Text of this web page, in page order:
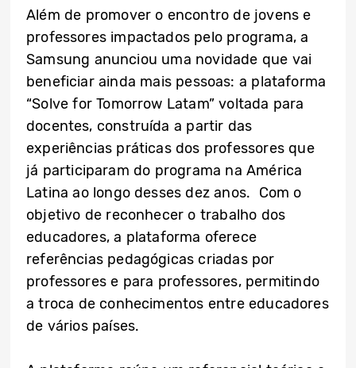
Além de promover o encontro de jovens e
professores impactados pelo programa, a
Samsung anunciou uma novidade que vai
beneficiar ainda mais pessoas: a plataforma
“Solve for Tomorrow Latam” voltada para
docentes, construída a partir das
experiências práticas dos professores que
já participaram do programa na América
Latina ao longo desses dez anos. Com o
objetivo de reconhecer o trabalho dos
educadores, a plataforma oferece
referências pedagógicas criadas por
professores e para professores, permitindo
a troca de conhecimentos entre educadores
de vários países.